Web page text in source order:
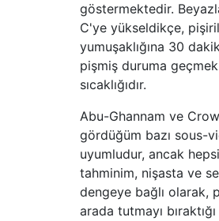
göstermektedir.
C'ye yükseldikçe,
yumuşaklığına 30
pişmiş duruma
sıcaklığıdır.
Abu-Ghannam ve
gördüğüm bazı sous-
uyumludur, ancak
tahminim, nişasta ve
dengeye bağlı olarak,
arada tutmayı bıraktığı